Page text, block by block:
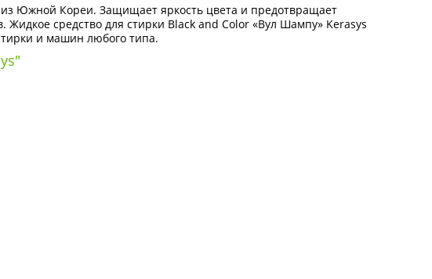
из Южной Кореи. Защищает яркость цвета и предотвращает
Жидкое средство для стирки Black and Color «Вул Шампу» Kerasys
и машин любого типа.